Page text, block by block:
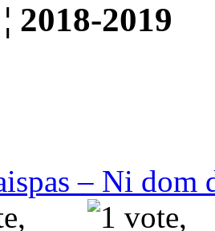
2018-2019
– Ni dom